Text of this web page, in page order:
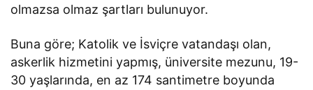
olmazsa olmaz şartları bulunuyor.
Buna göre; Katolik ve İsviçre vatandaşı olan,
askerlik hizmetini yapmış, üniversite mezunu, 19-
30 yaşlarında, en az 174 santimetre boyunda